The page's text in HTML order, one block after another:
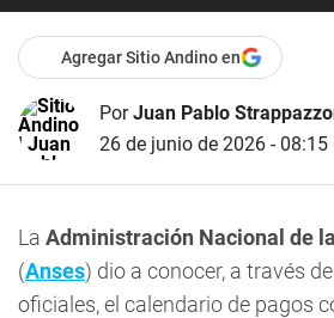
Agregar Sitio Andino en
PorJuan Pablo
26 de junio de 2026 - 08:15
La Administración Nacional de
(Anses) dio a conocer, a través
oficiales, el calendario de pagos